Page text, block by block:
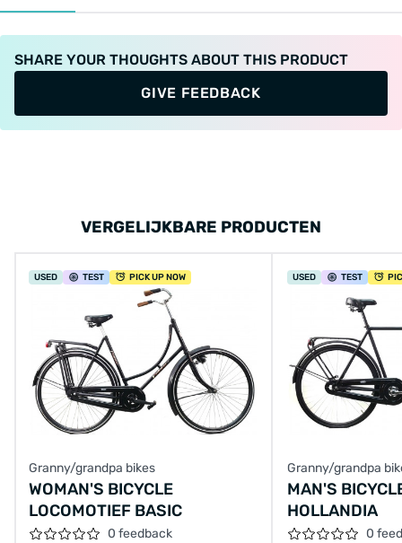
SHARE YOUR THOUGHTS ABOUT THIS PRODUCT
GIVE FEEDBACK
VERGELIJKBARE PRODUCTEN
USED TEST PICK UP NOW
Granny/grandpa bikes
WOMAN'S BICYCLE
LOCOMOTIEF BASIC
0 feedback
USED TEST
Granny/grandpa
MAN'S
HOLLANDIA
0